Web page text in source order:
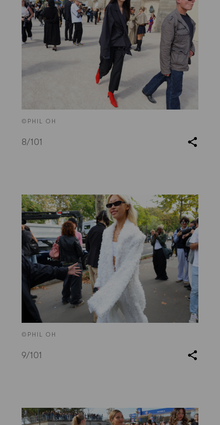
©PHIL OH
8/101
©PHIL OH
9/101